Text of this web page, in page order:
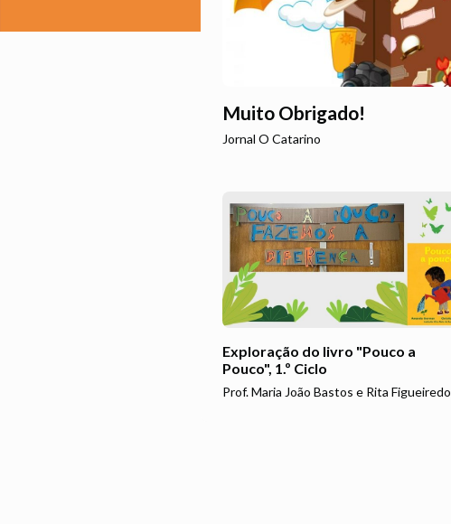
Muito Obrigado!
Jornal O Catarino
Exploração do livro "Pouco a
Pouco", 1.º Ciclo
Prof. Maria João Bastos e Rita Figueiredo